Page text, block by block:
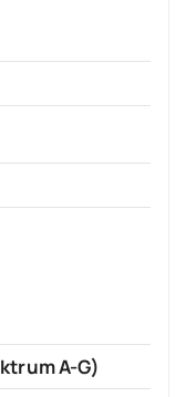
A-G)